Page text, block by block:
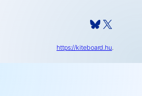
Bluesky X
https://kiteboard.hu.